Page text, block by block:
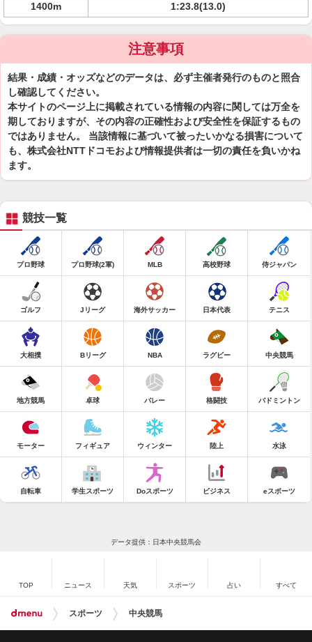
1400m
1:23.8(13.0)
注意事項
結果・成績・オッズなどのデータは、必ず主催者発行のものと照合
し確認してください。
本サイトのページ上に掲載されている情報の内容に関しては万全を
期しておりますが、その内容の正確性および安全性を保証するもの
ではありません。 当該情報に基づいて被ったいかなる損害について
も、株式会社NTTドコモおよび情報提供者は一切の責任を負いかね
ます。
競技一覧
プロ野球 プロ野球(2軍) MLB 高校野球 侍ジャパン
ゴルフ Jリーグ 海外サッカー 日本代表 テニス
大相撲 Bリーグ NBA ラグビー 中央競馬
地方競馬 卓球 バレー 格闘技 バドミントン
モーター フィギュア ウィンター 陸上 水泳
自転車 学生スポーツ Doスポーツ ビジネス eスポーツ
データ提供：日本中央競馬会
TOP ニュース 天気 スポーツ 占い すべて
スポーツ 中央競馬